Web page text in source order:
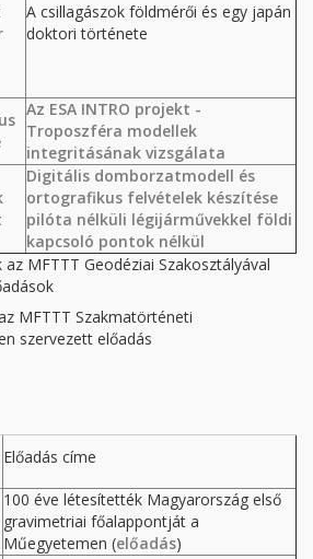
A csillagászok földmérői és egy japán
doktori története
Az ESA INTRO projekt -
Troposzféra modellek
integritásának vizsgálata
Digitális domborzatmodell és
ortografikus felvételek készítése
pilóta nélküli légijárművekkel földi
kapcsoló pontok nélkül
MFTTT Geodéziai Szakosztályával
MFTTT Szakmatörténeti
szervezett előadás
Előadás címe
100 éve létesítették Magyarország első
gravimetriai főalappontját a
Műegyetemen (előadás)